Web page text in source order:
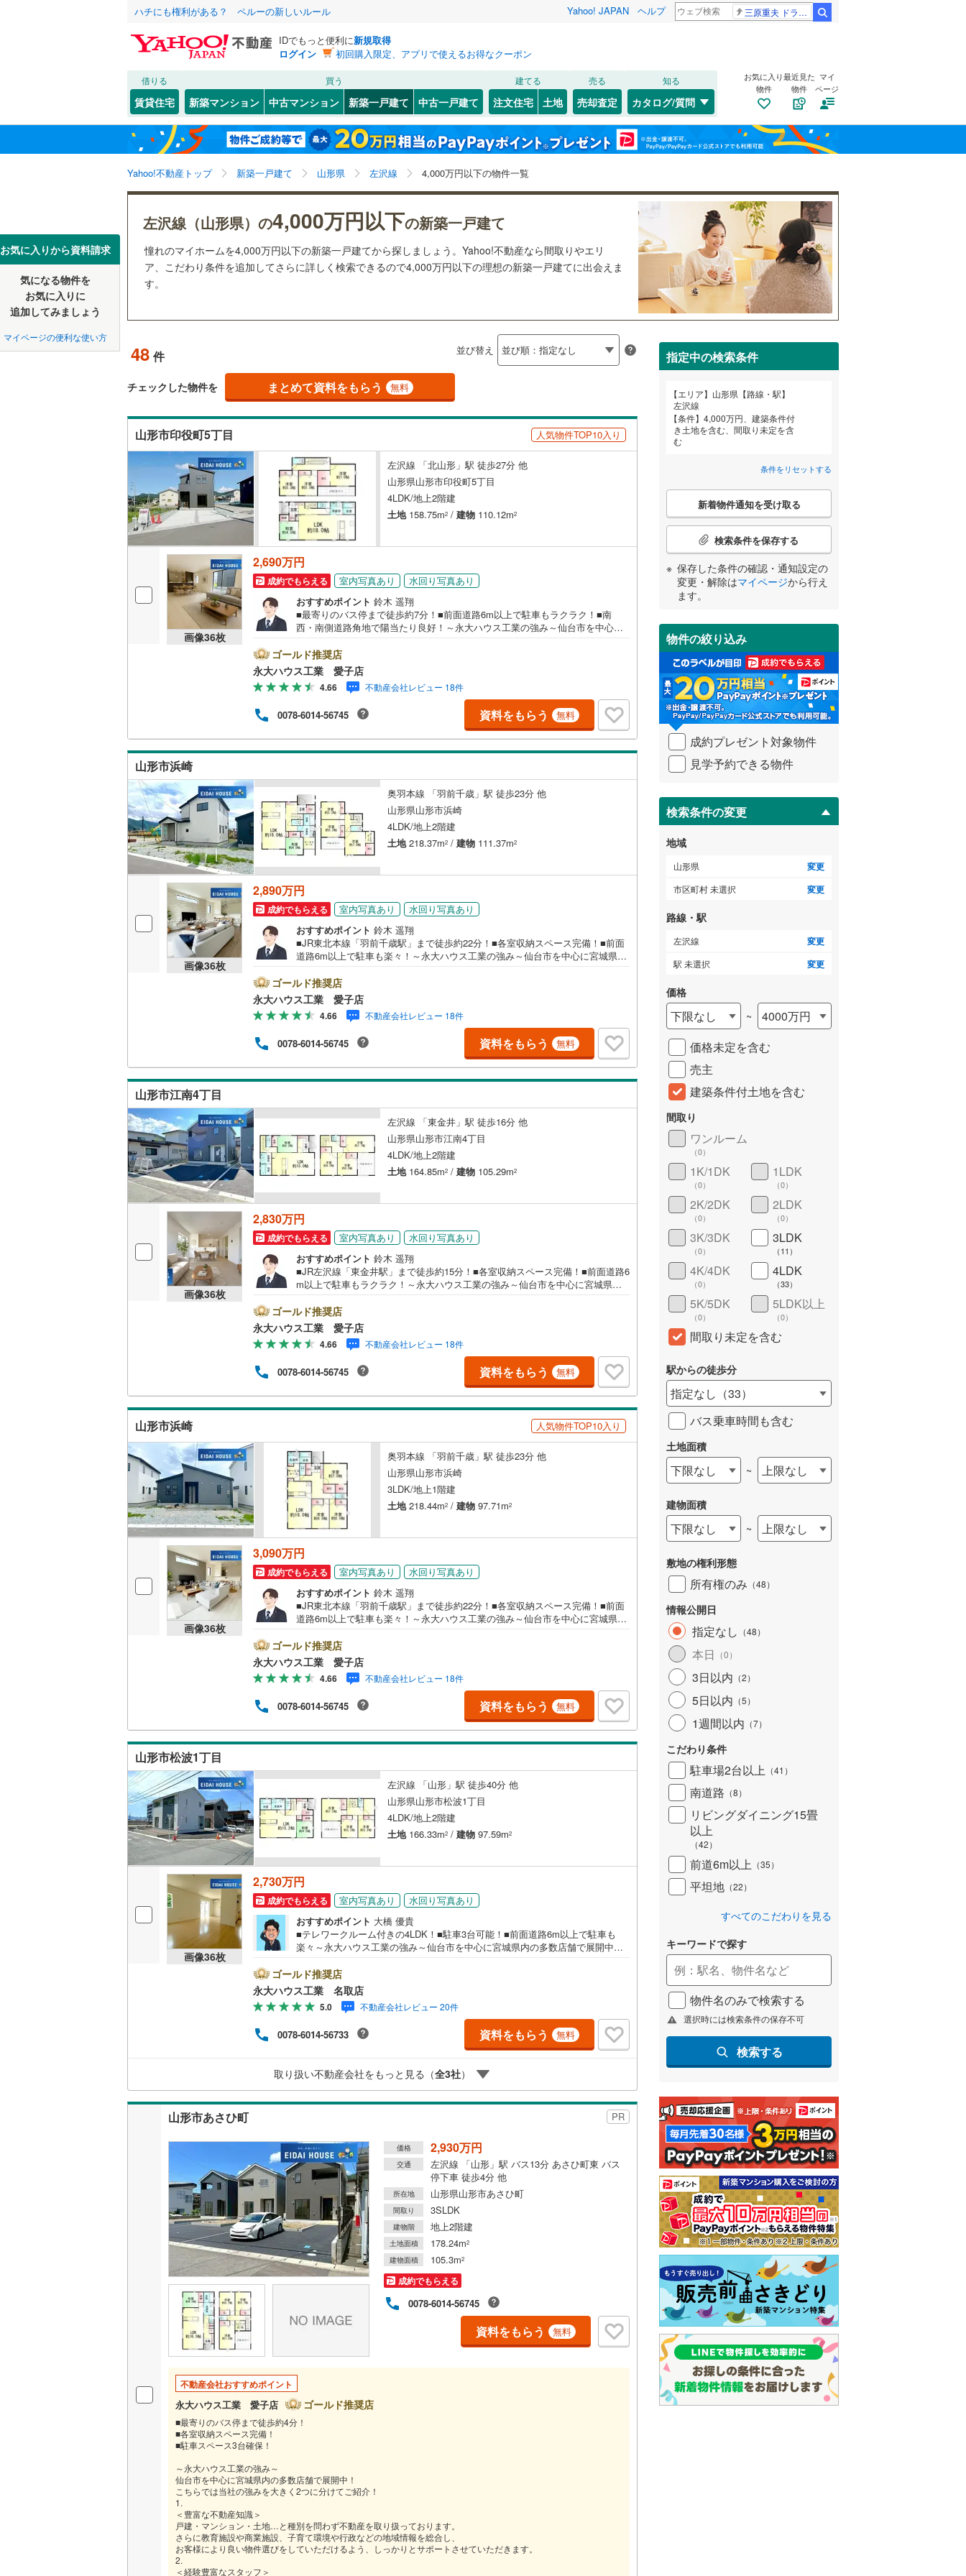
ハチにも権利がある？ ペルーの新しいルール Yahoo! JAPAN ヘルプ 三原重夫 ドラマー
IDでもっと便利に新規取得
ログイン
初回購入限定、アプリで使えるお得なクーポン
借りる
賃貸住宅
買う
新築マンション 中古マンション 新築一戸建て 中古一戸建て
建てる
注文住宅 土地
売る
売却査定
知る
カタログ/質問
お気に入り
物件
最近見た
物件
マイ
ページ
Yahoo!不動産トップ 新築一戸建て 山形県 左沢線 4,000万円以下の物件一覧
お気に入りから資料請求
気になる物件を
お気に入りに
追加してみましょう
マイページの便利な使い方
左沢線（山形県）の4,000万円以下の新築一戸建て
憧れのマイホームを4,000万円以下の新築一戸建てから探しましょう。Yahoo!不動産なら間取りやエリ
ア、こだわり条件を追加してさらに詳しく検索できるので4,000万円以下の理想の新築一戸建てに出会えま
す。
48 件 並び替え
チェックした物件を まとめて資料をもらう 無料
山形市印役町5丁目 人気物件TOP10入り
左沢線 「北山形」駅 徒歩27分 他
山形県山形市印役町5丁目
4LDK/地上2階建
土地158.75m2 / 建物 110.12m2
画像36枚
2,690万円
成約でもらえる 室内写真あり
水回り写真あり
おすすめポイント 鈴木 遥翔
■最寄りのバス停まで徒歩約7分！■前面道路6m以上で駐車もラクラク！■南
西・南側道路角地で陽当たり良好！～永大ハウス工業の強み～仙台市を中心に
介！1.＜豊富な不動産知識＞戸建・マンション・土地...と種別を問わず不動産
を取り扱っております。更に教育施設や商業施設、子育て環境や行政などの地
域情報を総合し、お客様により良い物件選びをして頂けるよう、しっかりとサ
ポートさせて頂きます。2.＜経験豊富なスタッフ＞当社では【購入】【売却】
【引っ越し】【リフォーム】など住宅に関する様々なご質問はもちろん、ご購
入時に気になる住宅ローン各種税金についても、誠心誠意ご説明させて頂きま
す。各店舗ではキッズスペースも完備！お子様連れのご家族様で是非お越しく
ださい。営業時間:10:00～18:00（定休日火・水曜日※店舗により変動あり）現
地のご案内も可能ですので、どうぞお気軽にお問い合わせください！
ゴールド推奨店
永大ハウス工業 愛子店
4.66 不動産会社レビュー 18件
0078-6014-56745 資料をもらう 無料
山形市浜崎
奥羽本線 「羽前千歳」駅 徒歩23分 他
山形県山形市浜崎
4LDK/地上2階建
土地218.37m2 / 建物 111.37m2
画像36枚
2,890万円
成約でもらえる 室内写真あり
水回り写真あり
おすすめポイント 鈴木 遥翔
■JR東北本線「羽前千歳駅」まで徒歩約22分！■各室収納スペース完備！■前面
道路6m以上で駐車も楽々！～永大ハウス工業の強み～仙台市を中心に宮城県内
豊富な不動産知識＞戸建・マンション・土地…と種別を問わず不動産を取り扱
っております。さらに教育施設や商業施設、子育て環境や行政などの地域情報
を総合し、お客様により良い物件選びをしていただけるよう、しっかりとサポ
ートさせていただきます。2.＜経験豊富なスタッフ＞当社では【購入】【売
却】【引っ越し】【リフォーム】など住宅に関する様々なご相談はもちろん、
ご購入時に気になる住宅ローンや各種税金についても、誠心誠意ご説明させて
いただきます。各店舗ではキッズスペースも完備！お子様連れのご家族皆様
で、ぜひお越しください。営業時間:10:00～18:00（定休日:火・水曜日 ※店舗
により変動あり）現地のご案内も可能ですので、どうぞお気軽にお問い合わせ
ゴールド推奨店
永大ハウス工業 愛子店
4.66 不動産会社レビュー 18件
0078-6014-56745 資料をもらう 無料
山形市江南4丁目
左沢線 「東金井」駅 徒歩16分 他
山形県山形市江南4丁目
4LDK/地上2階建
土地164.85m2 / 建物 105.29m2
画像36枚
2,830万円
成約でもらえる 室内写真あり
水回り写真あり
おすすめポイント 鈴木 遥翔
■JR左沢線「東金井駅」まで徒歩約15分！■各室収納スペース完備！■前面道路6
m以上で駐車もラクラク！～永大ハウス工業の強み～仙台市を中心に宮城県内
豊富な不動産知識＞戸建・マンション・土地...と種別を問わず不動産を取り扱
っております。更に教育施設や商業施設、子育て環境や行政などの地域情報を
総合し、お客様により良い物件選びをして頂けるよう、しっかりとサポートさ
せて頂きます。2.＜経験豊富なスタッフ＞当社では【購入】【売却】【引っ越
し】【リフォーム】など住宅に関する様々なご質問はもちろん、ご購入時に気
になる住宅ローン各種税金についても、誠心誠意ご説明させて頂きます。各店
舗ではキッズスペースも完備！お子様連れのご家族様で是非お越しください。
営業時間:10:00～18:00（定休日火・水曜日※店舗により変動あり）現地のご案
内も可能ですので、どうぞお気軽にお問い合わせください！
ゴールド推奨店
永大ハウス工業 愛子店
4.66 不動産会社レビュー 18件
0078-6014-56745 資料をもらう 無料
山形市浜崎 人気物件TOP10入り
奥羽本線 「羽前千歳」駅 徒歩23分 他
山形県山形市浜崎
3LDK/地上1階建
土地218.44m2 / 建物 97.71m2
画像36枚
3,090万円
成約でもらえる 室内写真あり
水回り写真あり
おすすめポイント 鈴木 遥翔
■JR東北本線「羽前千歳駅」まで徒歩約22分！■各室収納スペース完備！■前面
道路6m以上で駐車も楽々！～永大ハウス工業の強み～仙台市を中心に宮城県内
豊富な不動産知識＞戸建・マンション・土地…と種別を問わず不動産を取り扱
っております。さらに教育施設や商業施設、子育て環境や行政などの地域情報
を総合し、お客様により良い物件選びをしていただけるよう、しっかりとサポ
ートさせていただきます。2.＜経験豊富なスタッフ＞当社では【購入】【売
却】【引っ越し】【リフォーム】など住宅に関する様々なご相談はもちろん、
ご購入時に気になる住宅ローンや各種税金についても、誠心誠意ご説明させて
いただきます。各店舗ではキッズスペースも完備！お子様連れのご家族皆様
で、ぜひお越しください。営業時間:10:00～18:00（定休日:火・水曜日 ※店舗
により変動あり）現地のご案内も可能ですので、どうぞお気軽にお問い合わせ
ゴールド推奨店
永大ハウス工業 愛子店
4.66 不動産会社レビュー 18件
0078-6014-56745 資料をもらう 無料
山形市松波1丁目
左沢線 「山形」駅 徒歩40分 他
山形県山形市松波1丁目
4LDK/地上2階建
土地166.33m2 / 建物 97.59m2
画像36枚
2,730万円
成約でもらえる 室内写真あり
水回り写真あり
おすすめポイント 大橋 優貴
■テレワークルーム付きの4LDK！■駐車3台可能！■前面道路6m以上で駐車も
楽々～永大ハウス工業の強み～仙台市を中心に宮城県内の多数店舗で展開中！
建・マンション・土地…と種別を問わず不動産を取り扱っております。さらに
教育施設や商業施設、子育て環境や行政などの地域情報を総合し、お客様によ
り良い物件選びをしていただけるよう、しっかりとサポートさせていただきま
す。2.＜経験豊富なスタッフ＞当社では【購入】【売却】【引っ越し】【リフ
ォーム】など住宅に関する様々なご相談はもちろん、ご購入時に気になる住宅
ローンや各種税金についても、誠心誠意ご説明させていただきます。各店舗で
はキッズスペースも完備！お子様連れのご家族皆様で、ぜひお越しください。
案内も可能ですので、どうぞお気軽にお問い合わせください！
ゴールド推奨店
永大ハウス工業 名取店
5.0 不動産会社レビュー 20件
0078-6014-56733 資料をもらう 無料
取り扱い不動産会社をもっと見る（全3社）
山形市あさひ町 PR
価格 2,930万円
交通
左沢線 「山形」駅 バス13分 あさひ町東 バス
停下車 徒歩4分 他
所在地 山形県山形市あさひ町
間取り 3SLDK
建物階 地上2階建
土地面積 178.24m2
建物面積 105.3m2
成約でもらえる
0078-6014-56745
資料をもらう 無料
不動産会社おすすめポイント
永大ハウス工業 愛子店 ゴールド推奨店
■最寄りのバス停まで徒歩約4分！
■各室収納スペース完備！
■駐車スペース3台確保！
～永大ハウス工業の強み～
仙台市を中心に宮城県内の多数店舗で展開中！
こちらでは当社の強みを大きく2つに分けてご紹介！
1.
＜豊富な不動産知識＞
戸建・マンション・土地…と種別を問わず不動産を取り扱っております。
さらに教育施設や商業施設、子育て環境や行政などの地域情報を総合し、
お客様により良い物件選びをしていただけるよう、しっかりとサポートさせていただきます。
2.
＜経験豊富なスタッフ＞
指定中の検索条件
エリア
山形県【路線・駅】
左沢線
条件
4,000万円、建築条件付
き土地を含む、間取り未定を含
む
条件をリセットする
こ
検
条
件
受
け
取
る
・
条
件
を
イ
ペ
ジ
に
保
存
す
る
新着物件通知を受け取る
検索条件を保存する
保存した条件の確認・通知設定の
変更・解除はマイページから行え
ます。
物件の絞り込み
成約プレゼント対象物件
見学予約できる物件
検索条件の変更
地域
山形県 変更
市区町村 未選択 変更
路線・駅
左沢線 変更
駅 未選択 変更
価格
下限なし ~
4000万円
価格未定を含む
売主
建築条件付土地を含む
間取り
ワンルーム
（0）
1K/1DK
（0）
1LDK
（0）
2K/2DK
（0）
2LDK
（0）
3K/3DK
（0）
3LDK
（11 ）
4K/4DK
（0）
4LDK
（33）
5K/5DK
（0）
5LDK以上
（0）
間取り未定を含む
駅からの徒歩分
指定なし （33）
バス乗車時間も含む
土地面積
下限なし ~ 上限なし
建物面積
下限なし ~ 上限なし
敷地の権利形態
所有権のみ （48）
情報公開日
指定なし （48）
本日 （0）
3日以内 （2）
5日以内 （5）
1週間以内 （7）
こだわり条件
駐車場2台以上 （41 ）
南道路 （8）
リビングダイニング15畳
以上
（42）
前道6m以上 （35）
平坦地 （22）
すべてのこだわりを見る
キーワードで探す
物件名のみで検索する
選択時には検索条件の保存不可
検索する
北海道 北海道
東北 青森 岩手 宮城 秋田 山形 福島
関東 東京 神奈川 埼玉 千葉
長野
東海 愛知 岐阜 静岡 三重
和歌山
中国 鳥取 島根 岡山 広島 山口
高知
福岡 佐賀 長崎 鹿児島
該当物件0 件 この条件で検索する 条件をリセットする
山形市(60) 米沢市(2) 鶴岡市(0)
酒田市(0) 新庄市(0) 寒河江市(3)
上山市
0) 村山市 (
尾花沢市(0
南陽市
東村山郡山辺町 東村山郡中山町 (0)
西村山郡河北町(0) 西村山郡西川町(0) 西村山郡朝日町(0)
最上郡金山町( 0)
最上郡最上町(0) 最上郡舟形町(0) 最上郡真室川町(0)
最上郡鮭川村 (0) 最上郡戸沢村(0)
東置賜郡高畠町(0) 西置賜郡小国町(0)
西置賜郡白鷹町(0) 東田川郡三川町(0)
飽海郡遊佐町(0)
該当物件0 件 この条件で検索する 条件をリセットする
該当物件0 件 この条件で検索する 条件をリセットする
JR 仙山線(46) 陸羽東線(0) 陸羽西線(0
奥羽本線(68) 米坂線(2) 左沢線(48)
羽越本線(0) 山形新幹線 (42)
該当物件0 件 この条件で検索する 条件をリセットする
(32) (15) (3) (1) (1) (3) (3) (3) (0) (0) (0)
該当物件0 件 この条件で検索する 条件をリセットする
こだわり条件 設備
床暖房（2） オール電化（40） トイレ２か所（41）
駐車場2台以上（41） ビルトインガレージ（0） 太陽光発電システム（0）
ＴＶモニタ付インターホン
（38）
防犯カメラ（
配置、向き、建ち方、日当たり
前道6m以上 （35） 角地（8） 南道路（8）
LD
（42）
（12）
設計住宅性能評価付き
（26）
住宅性能評価付き（26）
長期優良住宅（3
大規模（総区画数50戸以上）
最寄りの駅が始発駅 小学校まで1km以内（ 17）
間取り、居室全体
吹き抜け（0） バリアフリー住宅（0） 間取り変更可能
二世帯向け（0 3階建て以上（0）
サービスルーム（納戸）
キッチン
浴室
浴室乾燥機あり（38 ）
バルコニー、庭
ウッドデッキあり
収納
ウォークインクローゼット
（30）
床下収納（35）
販売、価格、契約、入居関連など
即入居可能（0）
オンライン対応
オンライン内見(相談)可（19） IT重説可（0）
オンライン対応とは？
該当物件0 件 この条件で検索する 条件をリセットする
検索条件を保存しました
この検索条件の新着物件通知は、 マイページから設定できます。
保存した条件を見る
山形県、左沢線、4,000万円、建築条件付き土地を含
む、間取り未定を含む
検索条件を保存する
閉じる お気に入りリストを見る
閉じる
閉じる お気に入りリストを見る
閉じる